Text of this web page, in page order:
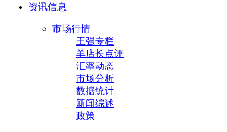
资讯信息
市场行情
王强专栏
羊店长点评
汇率动态
市场分析
数据统计
新闻综述
政策